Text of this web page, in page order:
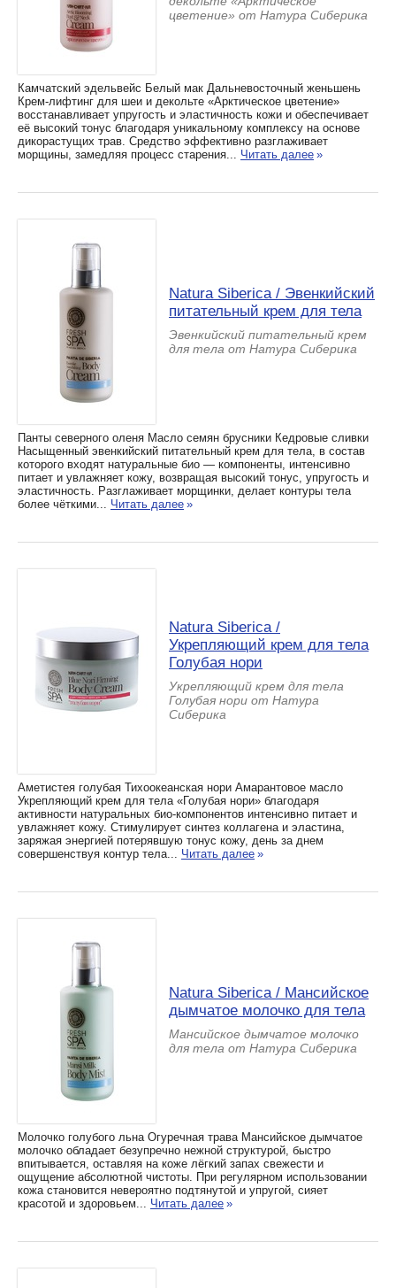
цветение» от Натура Сиберика
Камчатский эдельвейс Белый мак Дальневосточный женьшень
Крем-лифтинг для шеи и декольте «Арктическое цветение»
восстанавливает упругость и эластичность кожи и обеспечивает
её высокий тонус благодаря уникальному комплексу на основе
дикорастущих трав. Средство эффективно разглаживает
морщины, замедляя процесс старения... Читать далее »
Natura Siberica / Эвенкийский
питательный крем для тела
Эвенкийский питательный крем
для тела от Натура Сиберика
Панты северного оленя Масло семян брусники Кедровые сливки
Насыщенный эвенкийский питательный крем для тела, в состав
которого входят натуральные био — компоненты, интенсивно
питает и увлажняет кожу, возвращая высокий тонус, упругость и
эластичность. Разглаживает морщинки, делает контуры тела
более чёткими... Читать далее »
Natura Siberica /
Укрепляющий крем для тела
Голубая нори
Укрепляющий крем для тела
Голубая нори от Натура
Сиберика
Аметистея голубая Тихоокеанская нори Амарантовое масло
Укрепляющий крем для тела «Голубая нори» благодаря
активности натуральных био-компонентов интенсивно питает и
увлажняет кожу. Стимулирует синтез коллагена и эластина,
заряжая энергией потерявшую тонус кожу, день за днем
совершенствуя контур тела... Читать далее »
Natura Siberica / Мансийское
дымчатое молочко для тела
Мансийское дымчатое молочко
для тела от Натура Сиберика
Молочко голубого льна Огуречная трава Мансийское дымчатое
молочко обладает безупречно нежной структурой, быстро
впитывается, оставляя на коже лёгкий запах свежести и
ощущение абсолютной чистоты. При регулярном использовании
кожа становится невероятно подтянутой и упругой, сияет
красотой и здоровьем... Читать далее »